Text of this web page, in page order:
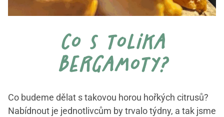
co s tolika
bergamoty?
Co budeme dělat s takovou horou hořkých citrusů?
Nabídnout je jednotlivcům by trvalo týdny, a tak jsme